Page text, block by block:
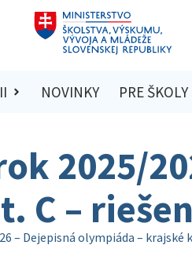
NOVINKY PRE ŠKOLY
2025/
C –
– Dejepisná olympiáda – krajské